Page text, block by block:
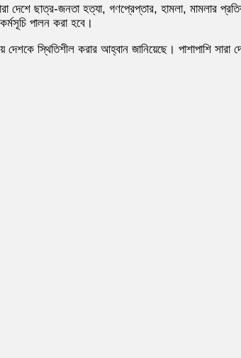
দেশে ছাত্র-জনতা হত্যা, গণপ্রেপ্তার, হামলা, মামলার
পালন করা হবে।
দেশকে স্থিতিশীল করার আহ্বান জানিয়েছে। পাশাপাশি